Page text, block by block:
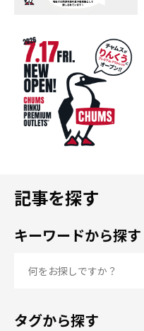
記事を探す
キーワードから探す
タグから探す